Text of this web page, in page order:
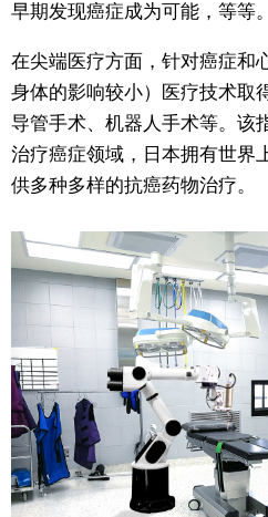
早期发现癌症成为可能，等等。
在尖端医疗方面，针对癌症和
身体的影响较小）医疗技术取
导管手术、机器人手术等。该
治疗癌症领域，日本拥有世界
供多种多样的抗癌药物治疗。